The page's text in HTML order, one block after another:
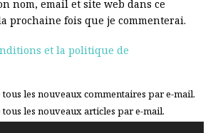
nom, email et site web dans ce
prochaine fois que je commenterai.
et la politique de
les nouveaux commentaires par e-mail.
les nouveaux articles par e-mail.